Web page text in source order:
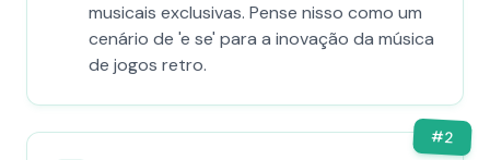
musicais exclusivas. Pense nisso como um
cenário de 'e se' para a inovação da música
de jogos retro.
#2